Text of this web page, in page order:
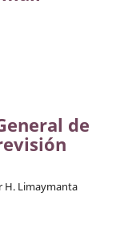
de
H. Limaymanta